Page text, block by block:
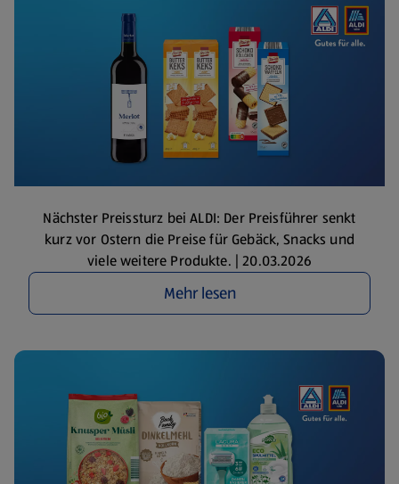
Nächster Preissturz bei ALDI: Der Preisführer senkt
kurz vor Ostern die Preise für Gebäck, Snacks und
viele weitere Produkte. | 20.03.2026
Mehr lesen